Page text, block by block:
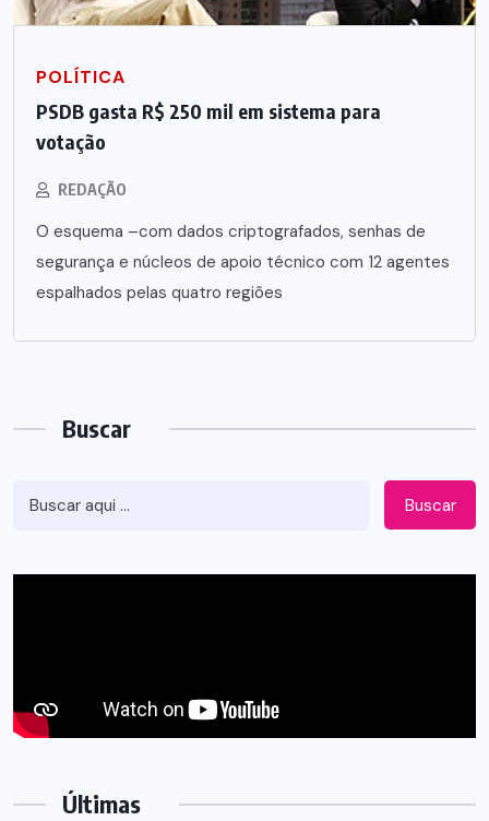
POLÍTICA
PSDB gasta R$ 250 mil em sistema para
votação
REDAÇÃO
O esquema –com dados criptografados, senhas de
segurança e núcleos de apoio técnico com 12 agentes
espalhados pelas quatro regiões
Buscar
Buscar
Últimas